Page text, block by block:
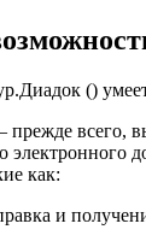
()
прежде всего,
электронного
как:
и